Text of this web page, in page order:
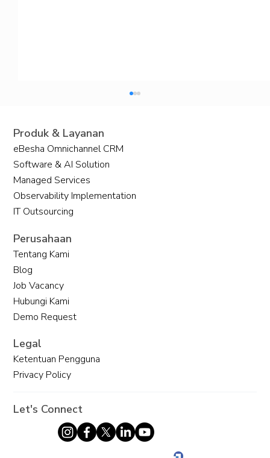
CRM Berbasis AI untuk Masa Depan
Bisnis
eBesha Omnichannel CRM
Software & AI Solution
Managed Services
Observability Implementation
IT Outsourcing
Produk & Layanan
Legal
Ketentuan Pengguna
Privacy Policy
Perusahaan
Tentang Kami
Blog
Job Vacancy
Hubungi Kami
Demo Request
Let's Connect